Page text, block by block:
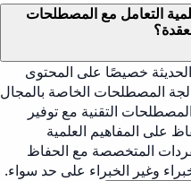
التعامل مع المصطلحات
خصيصًا على المحتوى
المصطلحات الخاصة بالمجال
التقنية مع توفير
على المفاهيم العلمية
المتخصصة مع الحفاظ
وغير الخبراء على حد سواء.